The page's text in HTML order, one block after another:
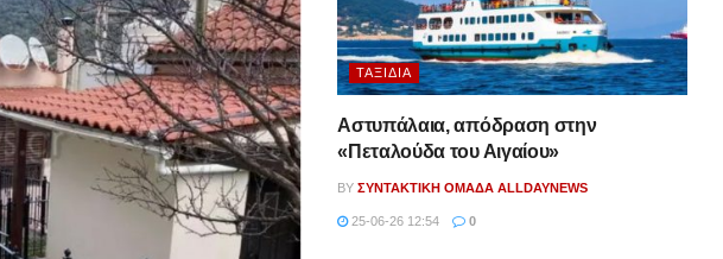
ΤΑΞΊΔΙΑ
Αστυπάλαια, απόδραση στην
«Πεταλούδα του Αιγαίου»
BY ΣΥΝΤΑΚΤΙΚΉ ΟΜΆΔΑ ALLDAYNEWS
25-06-26 12:54 0